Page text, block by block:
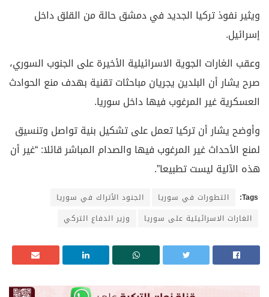
ويثير نفوذ تركيا الجديد في دمشق حالة من القلق داخل
إسرائيل.
وعقب الغارات الجوية الاسرائيلية الأخيرة على الجنوب السوري،
صرح يشار أن البلدين يجريان مباحثات تقنية بهدف منع الحوادث
العسكرية غير المرغوب فيها داخل سوريا.
وأوضح يشار أن تركيا تعمل على تشكيل بنية تواصل وتنسيق
لمنع الأحداث غير المرغوب فيها والصدام المباشر قائلا: “غير أن
هذه الآلية ليست تطبيعا”.
Tags: التطورات في سوريا
الجنود الأتراك في سوريا
الغارات الاسرائيلية على سوريا
وزير الدفاع التركي